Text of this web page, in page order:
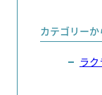
カテゴリー
ラ